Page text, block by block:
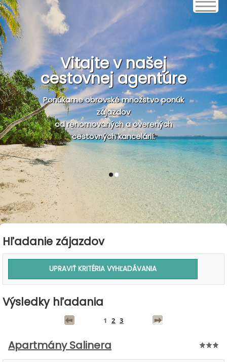
Vitajte v našej
cestovnej agentúre
Ponúkame obrovské množstvo ponúk
zájazdov
od renomovaných a overených
cestovných kancelárií.
1 2
Hľadanie zájazdov
Výsledky hľadania
1 2 3
Apartmány Salinera